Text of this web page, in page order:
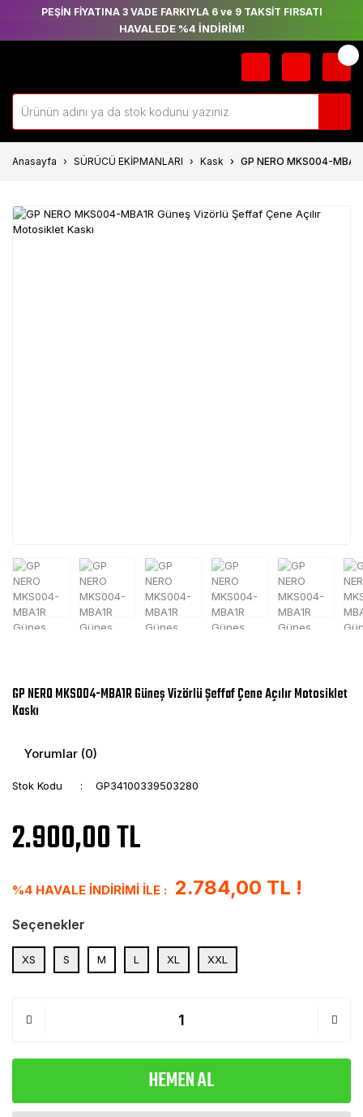
PEŞİN FİYATINA 3 VADE FARKIYLA 6 ve 9 TAKSİT FIRSATI
HAVALEDE %4 İNDİRİM!
Anasayfa SÜRÜCÜ EKİPMANLARI Kask GP NERO MKS004-
GP NERO MKS004-MBA1R Güneş Vizörlü Şeffaf Çene Açılır Motosiklet
Kaskı
Yorumlar (0)
Stok Kodu GP34100339503280
2.900,00 TL
%4 HAVALE İNDİRİMİ İLE : 2.784,00 TL !
Seçenekler
XS S M L XL XXL
HEMEN AL